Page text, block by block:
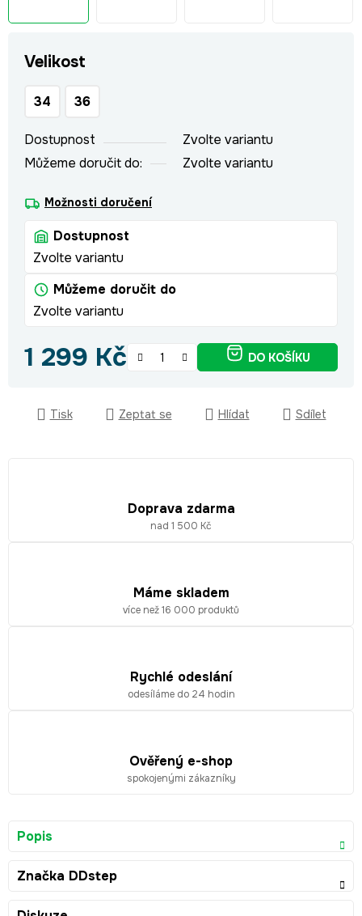
Velikost
34 36
Dostupnost
Zvolte variantu
Můžeme doručit do:
Zvolte variantu
Možnosti doručení
Dostupnost
Zvolte variantu
Můžeme doručit do
Zvolte variantu
1 299 Kč DO KOŠÍKU
Tisk Zeptat se Hlídat Sdílet
Doprava zdarma
nad 1 500 Kč
Máme skladem
více než 16 000 produktů
Rychlé odeslání
odesíláme do 24 hodin
Ověřený e-shop
spokojenými zákazníky
Popis
Značka DDstep